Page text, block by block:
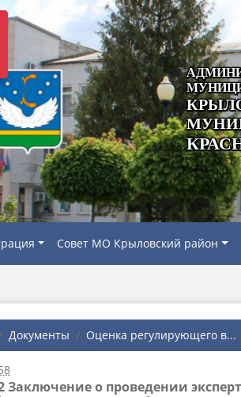
Совет МО Крыловский район
Документы Оценка регулирующего в...
Заключение о проведении